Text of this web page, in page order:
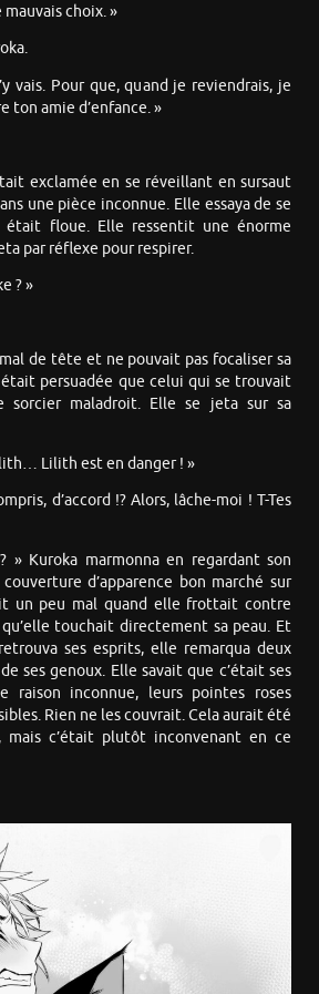
choix. »
vais. Pour que, quand je reviendrais, je
ton amie d’enfance. »
exclamée en se réveillant en sursaut
une pièce inconnue. Elle essaya de se
était floue. Elle ressentit une énorme
par réflexe pour respirer.
? »
de tête et ne pouvait pas focaliser sa
persuadée que celui qui se trouvait
maladroit. Elle se jeta sur sa
Lilith est en danger ! »
d’accord !? Alors, lâche-moi ! T-Tes
Kuroka marmonna en regardant son
d’apparence bon marché sur
un peu mal quand elle frottait contre
touchait directement sa peau. Et
ses esprits, elle remarqua deux
ses genoux. Elle savait que c’était ses
raison inconnue, leurs pointes roses
Rien ne les couvrait. Cela aurait été
mais c’était plutôt inconvenant en ce